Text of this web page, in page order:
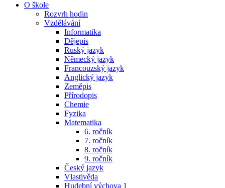
O škole
Rozvrh hodin
Vzdělávání
Informatika
Dějepis
Ruský jazyk
Německý jazyk
Francouzský jazyk
Anglický jazyk
Zeměpis
Přírodopis
Chemie
Fyzika
Matematika
6. ročník
7. ročník
8. ročník
9. ročník
Český jazyk
Vlastivěda
Hudební výchova 1